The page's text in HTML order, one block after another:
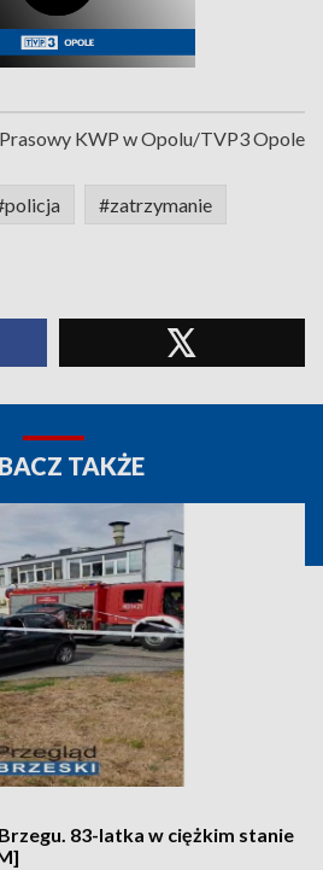
Prasowy KWP w Opolu/TVP3 Opole
#zatrzymanie
TAKŻE
83-latka w ciężkim stanie